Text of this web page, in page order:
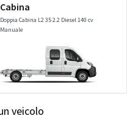
Cabina
Doppia Cabina L2 35 2.2 Diesel 140 cv
Manuale
veicolo